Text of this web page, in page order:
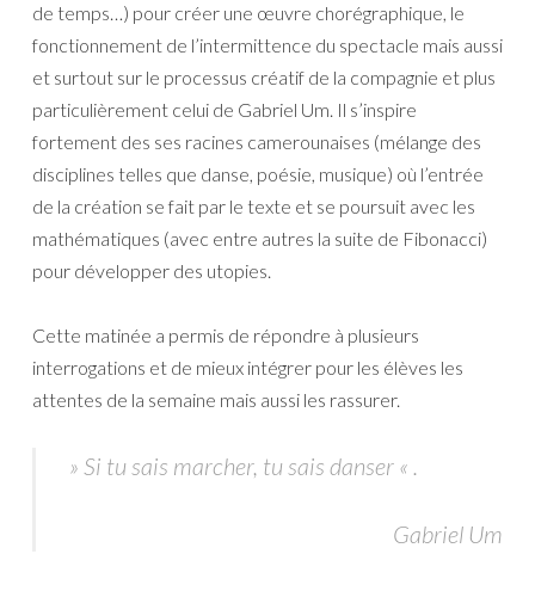
de temps…) pour créer une œuvre chorégraphique, le
fonctionnement de l’intermittence du spectacle mais aussi
et surtout sur le processus créatif de la compagnie et plus
particulièrement celui de Gabriel Um. Il s’inspire
fortement des ses racines camerounaises (mélange des
disciplines telles que danse, poésie, musique) où l’entrée
de la création se fait par le texte et se poursuit avec les
mathématiques (avec entre autres la suite de Fibonacci)
pour développer des utopies.
Cette matinée a permis de répondre à plusieurs
interrogations et de mieux intégrer pour les élèves les
attentes de la semaine mais aussi les rassurer.
» Si tu sais marcher, tu sais danser « .
Gabriel Um